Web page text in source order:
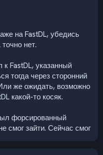
на FastDL, убедись
нет.
FastDL, указанный
тогда через сторонний
же ожидать, возможно
какой-то косяк.
форсированный
смог зайти. Сейчас смог